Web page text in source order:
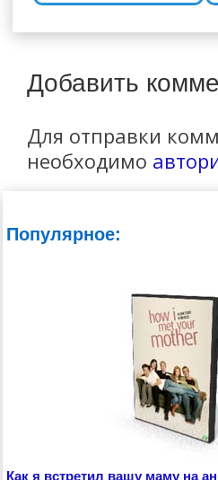
Добавить
Для отправки
необходимо
Популярное:
Как я встретил вашу маму на